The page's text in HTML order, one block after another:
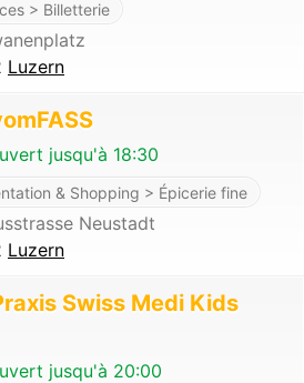
> Billetterie
Luzern
jusqu'à 18:30
& Shopping > Épicerie fine
Neustadt
Luzern
Swiss Medi Kids
jusqu'à 20:00